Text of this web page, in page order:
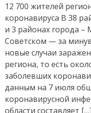
12 700 жителей
коронавируса В 38
и 3 районах города
Советском — за
новые случаи
региона, то есть
заболевших
данным на 7 июля
коронавирусной
области составляет […]